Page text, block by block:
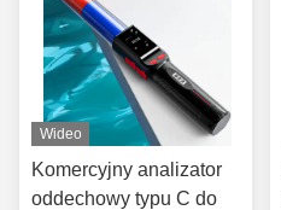
Wideo
Komercyjny analizator
oddechowy typu C do